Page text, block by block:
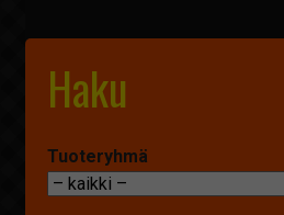
Haku
Tuoteryhmä